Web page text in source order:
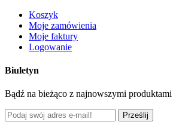
Koszyk
Moje zamówienia
Moje faktury
Logowanie
Biuletyn
Bądź na bieżąco z najnowszymi
Prześlij